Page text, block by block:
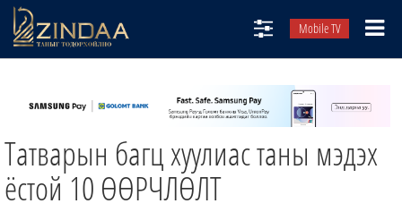
Mobile TV
ТВ8
ӨГЛӨӨНИЙ СОНИН
АУДИО ЗОХИОЛ
Татварын багц хуулиас таны мэдэх
ёстой 10 ӨӨРЧЛӨЛТ